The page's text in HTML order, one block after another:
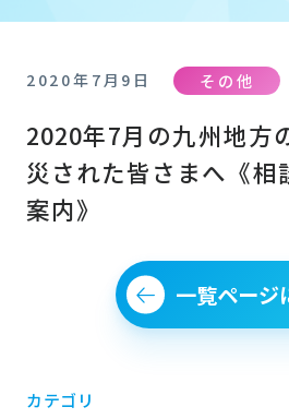
2020年7月9日 その他
2020年7月の九州地方
災された皆さまへ《相
案内》
一覧ページ
カテゴリ